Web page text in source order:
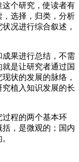
个研究，使读者有
选择，归类，分析
况进行综合叙述，
果进行总结，不需
是让研究者通过国
状的发展的脉络，
植入知识发展的长
过程的两个基本环
，是微观的；国内